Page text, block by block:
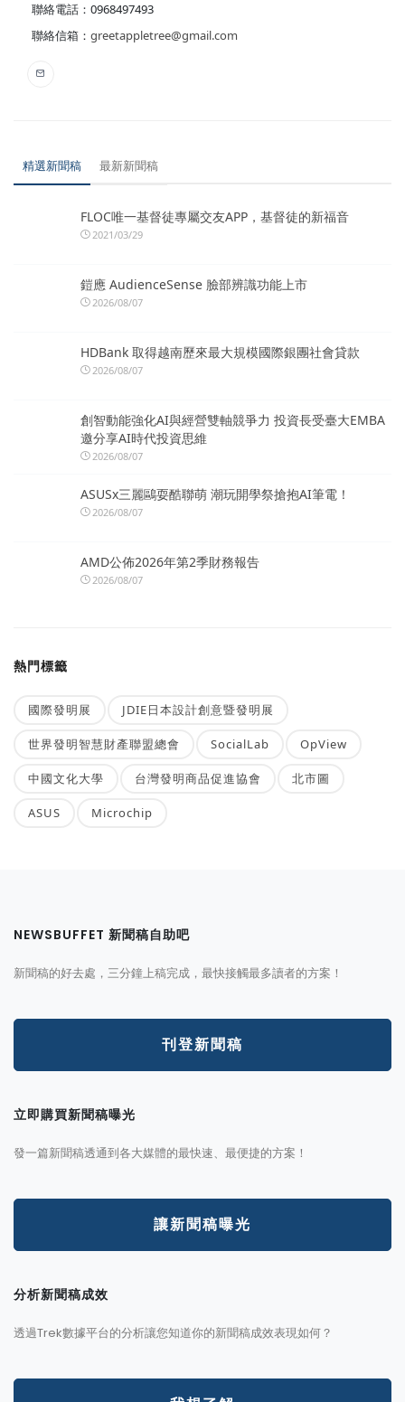
聯絡電話：0968497493
聯絡信箱： greetappletree@gmail.com
精選新聞稿 最新新聞稿
FLOC唯一基督徒專屬交友APP，基督徒的新福音
2021/03/29
鎧應 AudienceSense 臉部辨識功能上市
2026/08/07
HDBank 取得越南歷來最大規模國際銀團社會貸款
2026/08/07
創智動能強化AI與經營雙軸競爭力 投資長受臺大EMBA
邀分享AI時代投資思維
2026/08/07
ASUSx三麗鷗耍酷聯萌 潮玩開學祭搶抱AI筆電！
2026/08/07
AMD公佈2026年第2季財務報告
2026/08/07
熱門標籤
國際發明展 JDIE日本設計創意暨發明展
世界發明智慧財產聯盟總會 SocialLab OpView
中國文化大學 台灣發明商品促進協會 北市圖
ASUS Microchip
NEWSBUFFET 新聞稿自助吧
新聞稿的好去處，三分鐘上稿完成，最快接觸最多讀者的方案！
刊登新聞稿
立即購買新聞稿曝光
發一篇新聞稿透通到各大媒體的最快速、最便捷的方案！
讓新聞稿曝光
分析新聞稿成效
透過Trek數據平台的分析讓您知道你的新聞稿成效表現如何？